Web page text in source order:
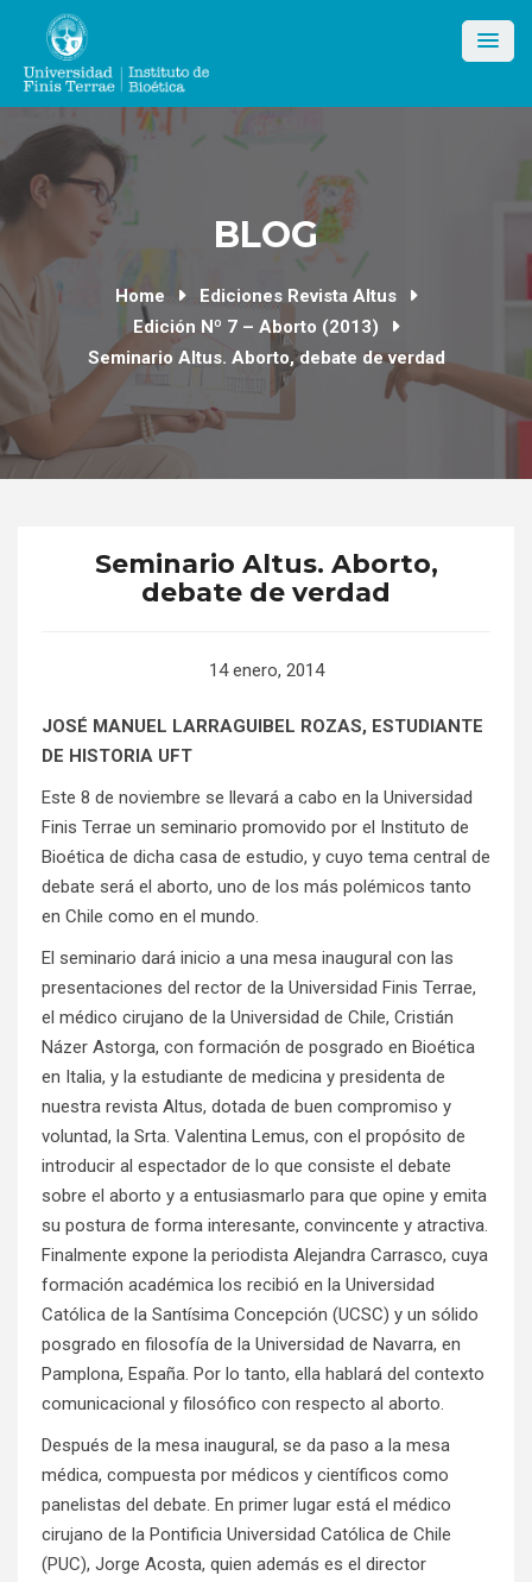
content
BLOG
Home
Ediciones Revista Altus
Edición Nº 7 – Aborto (2013)
Seminario Altus. Aborto, debate de verdad
Seminario Altus. Aborto,
debate de verdad
14 enero, 2014
JOSÉ MANUEL LARRAGUIBEL ROZAS, ESTUDIANTE
DE HISTORIA UFT
Este 8 de noviembre se llevará a cabo en la Universidad
Finis Terrae un seminario promovido por el Instituto de
Bioética de dicha casa de estudio, y cuyo tema central de
debate será el aborto, uno de los más polémicos tanto
en Chile como en el mundo.
El seminario dará inicio a una mesa inaugural con las
presentaciones del rector de la Universidad Finis Terrae,
el médico cirujano de la Universidad de Chile, Cristián
Názer Astorga, con formación de posgrado en Bioética
en Italia, y la estudiante de medicina y presidenta de
nuestra revista Altus, dotada de buen compromiso y
voluntad, la Srta. Valentina Lemus, con el propósito de
introducir al espectador de lo que consiste el debate
sobre el aborto y a entusiasmarlo para que opine y emita
su postura de forma interesante, convincente y atractiva.
Finalmente expone la periodista Alejandra Carrasco, cuya
formación académica los recibió en la Universidad
Católica de la Santísima Concepción (UCSC) y un sólido
posgrado en filosofía de la Universidad de Navarra, en
Pamplona, España. Por lo tanto, ella hablará del contexto
comunicacional y filosófico con respecto al aborto.
Después de la mesa inaugural, se da paso a la mesa
médica, compuesta por médicos y científicos como
panelistas del debate. En primer lugar está el médico
cirujano de la Pontificia Universidad Católica de Chile
(PUC), Jorge Acosta, quien además es el director